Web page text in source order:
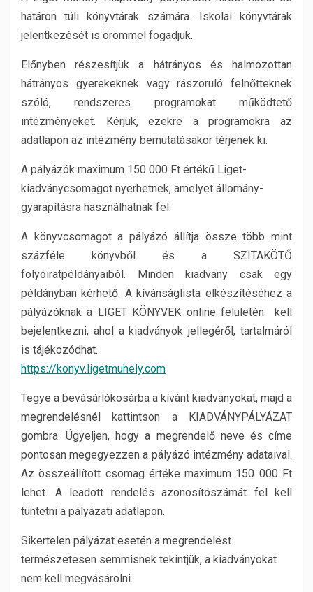
határon túli könyvtárak számára. Iskolai könyvtárak
jelentkezését is örömmel fogadjuk.
Előnyben részesítjük a hátrányos és halmozottan
hátrányos gyerekeknek vagy rászoruló felnőtteknek
szóló, rendszeres programokat működtető
intézményeket. Kérjük, ezekre a programokra az
adatlapon az intézmény bemutatásakor térjenek ki.
A pályázók maximum 150 000 Ft értékű Liget-
kiadványcsomagot nyerhetnek, amelyet állomány-
gyarapításra használhatnak fel.
A könyvcsomagot a pályázó állítja össze több mint
százféle könyvből és a SZITAKÖTŐ
folyóiratpéldányaiból. Minden kiadvány csak egy
példányban kérhető. A kívánságlista elkészítéséhez a
pályázóknak a LIGET KÖNYVEK online felületén kell
bejelentkezni, ahol a kiadványok jellegéről, tartalmáról
is tájékozódhat.
https://konyv.ligetmuhely.com
Tegye a bevásárlókosárba a kívánt kiadványokat, majd a
megrendelésnél kattintson a KIADVÁNYPÁLYÁZAT
gombra. Ügyeljen, hogy a megrendelő neve és címe
pontosan megegyezzen a pályázó intézmény adataival.
Az összeállított csomag értéke maximum 150 000 Ft
lehet. A leadott rendelés azonosítószámát fel kell
tüntetni a pályázati adatlapon.
Sikertelen pályázat esetén a megrendelést
természetesen semmisnek tekintjük, a kiadványokat
nem kell megvásárolni.